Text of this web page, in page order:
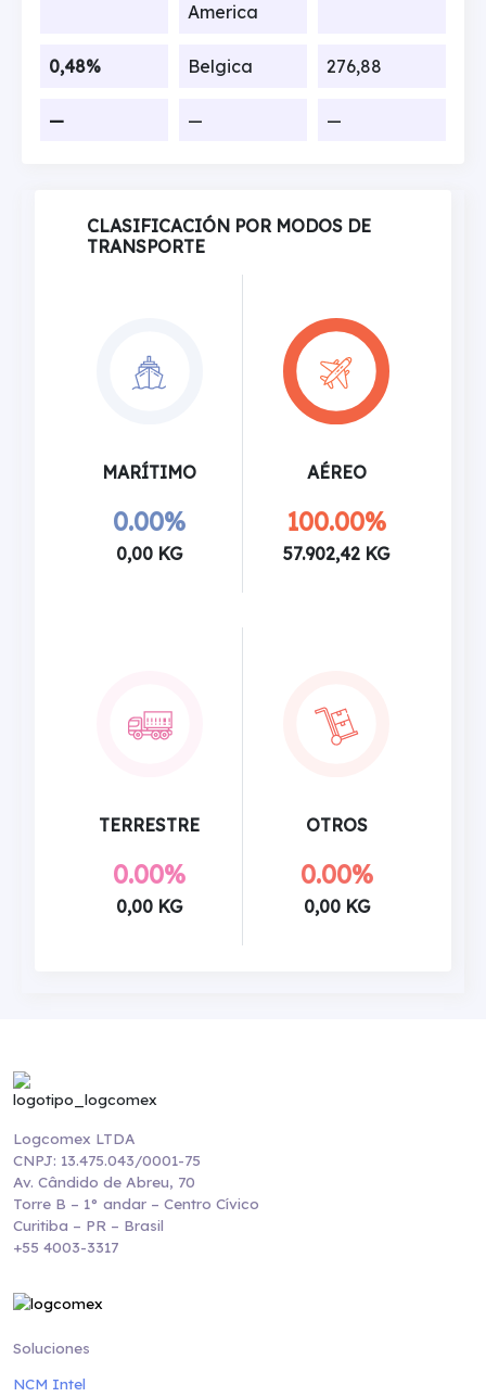
America
0,48% Belgica 276,88
— — —
CLASIFICACIÓN POR MODOS DE
TRANSPORTE
MARÍTIMO
0.00%
0,00 KG
AÉREO
100.00%
57.902,42 KG
TERRESTRE
0.00%
0,00 KG
OTROS
0.00%
0,00 KG
Logcomex LTDA
CNPJ: 13.475.043/0001-75
Av. Cândido de Abreu, 70
Torre B – 1° andar – Centro Cívico
Curitiba – PR – Brasil
+55 4003-3317
Soluciones
NCM Intel